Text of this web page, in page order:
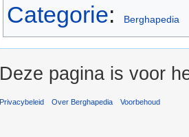
Categorie: Berghapedia
Deze pagina is voor
Privacybeleid Over Berghapedia Voorbehoud